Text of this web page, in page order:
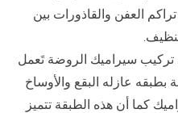
العفن والقاذورات بين
تركيب سيراميك الروضة تَعمل
عازله البقع والأوساخ
كما أن هذه الطبقة تتميز